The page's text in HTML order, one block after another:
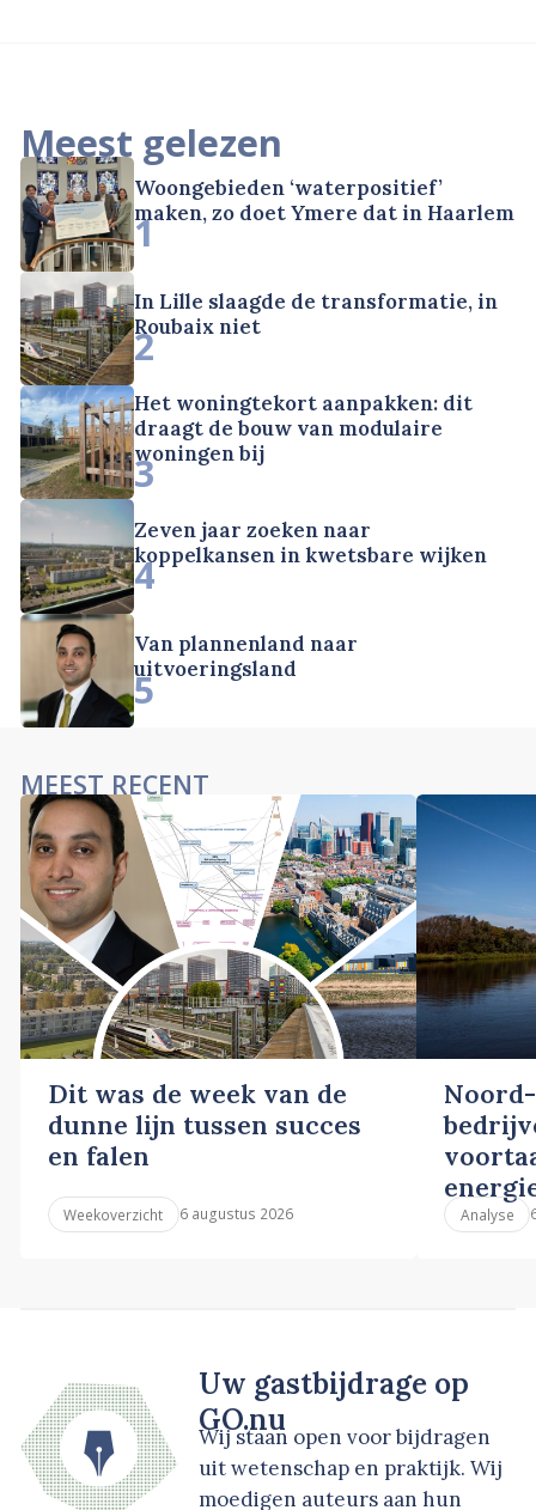
Meest gelezen
Woongebieden ‘waterpositief’
maken, zo doet Ymere dat in Haarlem
1
In Lille slaagde de transformatie, in
Roubaix niet
2
Het woningtekort aanpakken: dit
draagt de bouw van modulaire
woningen bij
3
Zeven jaar zoeken naar
koppelkansen in kwetsbare wijken
4
Van plannenland naar
uitvoeringsland
5
MEEST RECENT
Dit was de week van de
dunne lijn tussen succes
en falen
Weekoverzicht 6 augustus 2026 Analyse
Uw gastbijdrage op
GO.nu
Wij staan open voor bijdragen
uit wetenschap en praktijk. Wij
moedigen auteurs aan hun